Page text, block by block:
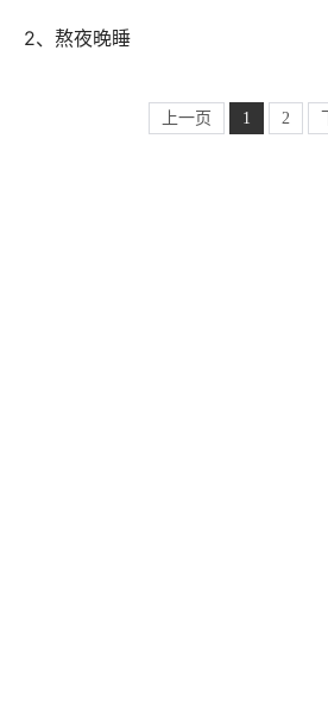
2、熬夜晚睡
上一页 1 2